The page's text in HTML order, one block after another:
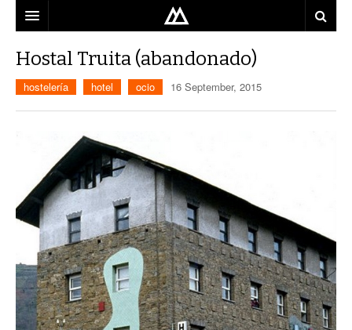
LOCALIZACIÓN
MAPA
EQUIPO
BLOG
CONTACTO
Hostal Truita (abandonado)
hostelería hotel ocio 16 September, 2015